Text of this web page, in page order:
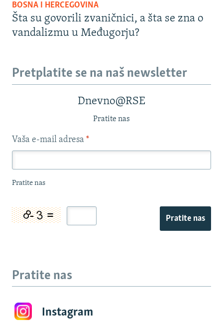
BOSNA I HERCEGOVINA
Šta su govorili zvaničnici, a šta se zna o
vandalizmu u Međugorju?
Pretplatite se na naš newsletter
Dnevno@RSE
Pratite nas
Vaša e-mail adresa *
Pratite nas
Pratite nas
Pratite nas
Instagram